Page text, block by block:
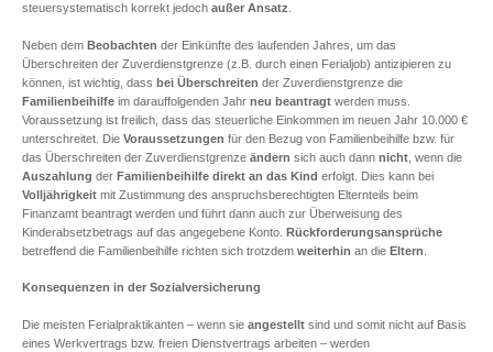
steuersystematisch korrekt jedoch außer Ansatz
Neben dem Beobachten der Einkünfte des laufenden Jahres, um das
Überschreiten der Zuverdienstgrenze (z.B. durch einen Ferialjob) antizipieren zu
können, ist wichtig, dass bei Überschreiten der Zuverdienstgrenze die
Familienbeihilfe im darauffolgenden Jahr neu beantragt werden muss.
Voraussetzung ist freilich, dass das steuerliche Einkommen im neuen Jahr 10.000 €
unterschreitet. Die Voraussetzungen für den Bezug von Familienbeihilfe bzw. für
das Überschreiten der Zuverdienstgrenze ändern sich auch dann nicht , wenn die
Auszahlung der Familienbeihilfe direkt an das Kind erfolgt. Dies kann bei
Volljährigkeit mit Zustimmung des anspruchsberechtigten Elternteils beim
Finanzamt beantragt werden und führt dann auch zur Überweisung des
Kinderabsetzbetrags auf das angegebene Konto. Rückforderungsansprüche
betreffend die Familienbeihilfe richten sich trotzdem weiterhin an die Eltern
Konsequenzen in der Sozialversicherung
Die meisten Ferialpraktikanten – wenn sie angestellt sind und somit nicht auf Basis
eines Werkvertrags bzw. freien Dienstvertrags arbeiten – werden